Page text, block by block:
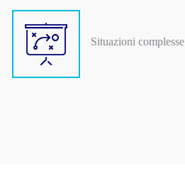
Situazioni complesse